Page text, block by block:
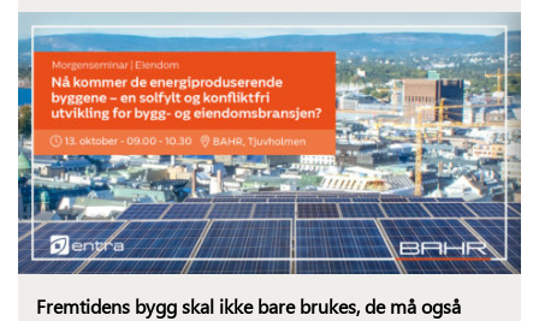
Fremtidens bygg skal ikke bare brukes, de må også